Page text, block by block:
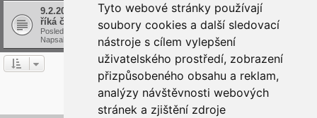
Tyto webové stránky používají
soubory cookies a další sledovací
nástroje s cílem vylepšení
uživatelského prostředí, zobrazení
přizpůsobeného obsahu a reklam,
analýzy návštěvnosti webových
stránek a zjištění zdroje
9.2.2022 Do boje o Hrad můžu jet rudým doubledeckerem,
říká člen tvrdého jádra KSČM
Poslední příspěvek odPůlkrabí« čtv 10. úno 2022 7:34:14
Napsal v
Diskuze na Novinky.cz
Nalezeno 24 výsledků hledání • Stránka1 z1
Přejít na